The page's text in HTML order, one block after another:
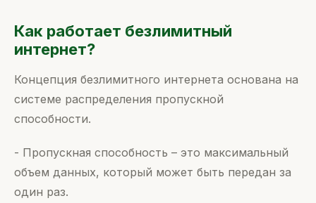
Как работает безлимитный
интернет?
Концепция безлимитного интернета основана на
системе распределения пропускной
способности.
- Пропускная способность – это максимальный
объем данных, который может быть передан за
один раз.